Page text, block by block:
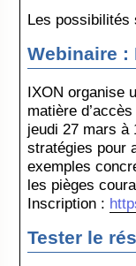
Les possibilités
Webinaire :
IXON organise
matière
jeudi 27 mars à
stratégies pour
exemples
les pièges
Inscription :
Tester le